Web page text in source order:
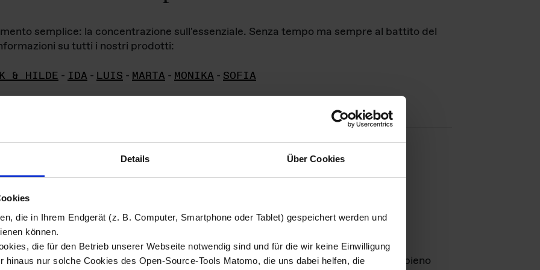
Details Über Cookies
die in Ihrem Endgerät (z. B. Computer, Smartphone oder Tablet) gespeichert werden und
können.
die für den Betrieb unserer Webseite notwendig sind und für die wir keine Einwilligung
hinaus nur solche Cookies des Open-Source-Tools Matomo, die uns dabei helfen, die
semplice: la concentrazione sull'essenziale. Senza tempo ma sempre al battito del
su tutti i nostri prodotti:
& HILDE - IDA - LUIS - MARTA - MONIKA - SOFIA
di immagini
materiale fotografico sono detenuti daDas ganze LebenGmbH e rimangono in pieno